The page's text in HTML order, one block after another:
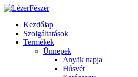
Kezdőlap
Szolgáltatások
Termékek
Ünnepek
Anyák napja
Húsvét